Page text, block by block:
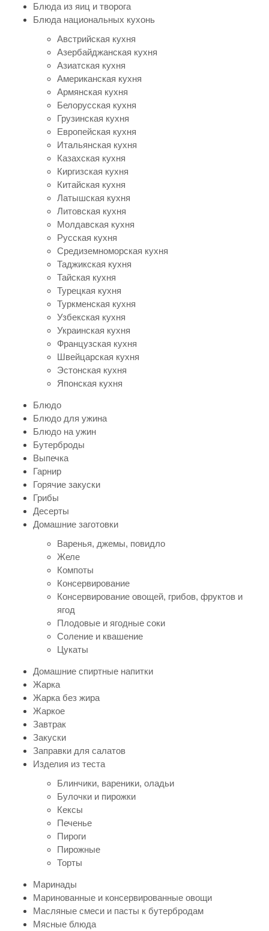
Блюда из яиц и творога
Блюда национальных кухонь
Австрийская кухня
Азербайджанская кухня
Азиатская кухня
Американская кухня
Армянская кухня
Белорусская кухня
Грузинская кухня
Европейская кухня
Итальянская кухня
Казахская кухня
Киргизская кухня
Китайская кухня
Латышская кухня
Литовская кухня
Молдавская кухня
Русская кухня
Средиземноморская кухня
Таджикская кухня
Тайская кухня
Турецкая кухня
Туркменская кухня
Узбекская кухня
Украинская кухня
Французская кухня
Швейцарская кухня
Эстонская кухня
Японская кухня
Блюдо
Блюдо для ужина
Блюдо на ужин
Бутерброды
Выпечка
Гарнир
Горячие закуски
Грибы
Десерты
Домашние заготовки
Варенья, джемы, повидло
Желе
Компоты
Консервирование
Консервирование овощей, грибов, фруктов и
ягод
Плодовые и ягодные соки
Соление и квашение
Цукаты
Домашние спиртные напитки
Жарка
Жарка без жира
Жаркое
Завтрак
Закуски
Заправки для салатов
Изделия из теста
Блинчики, вареники, оладьи
Булочки и пирожки
Кексы
Печенье
Пироги
Пирожные
Торты
Маринады
Маринованные и консервированные овощи
Масляные смеси и пасты к бутербродам
Мясные блюда